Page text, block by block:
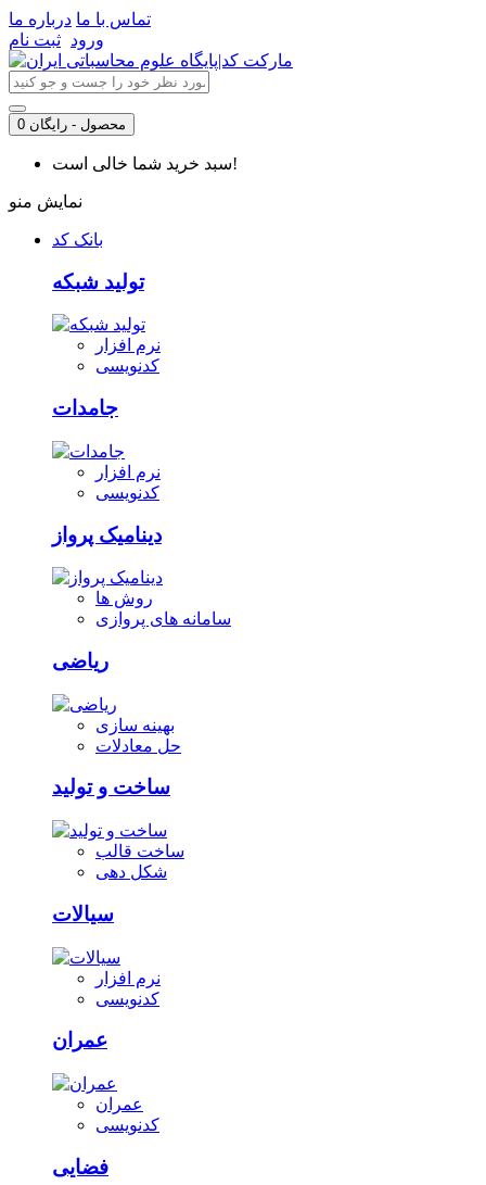
تماس با ما درباره ما
ورود ثبت نام
0 محصول - رایگان
سبد خرید شما خالی است!
نمایش منو
بانک کد
تولید شبکه
نرم افزار
کدنویسی
جامدات
نرم افزار
کدنویسی
دینامیک پرواز
روش ها
سامانه های پروازی
ریاضی
بهینه سازی
حل معادلات
ساخت و تولید
ساخت قالب
شکل دهی
سیالات
نرم افزار
کدنویسی
عمران
عمران
کدنویسی
فضایی